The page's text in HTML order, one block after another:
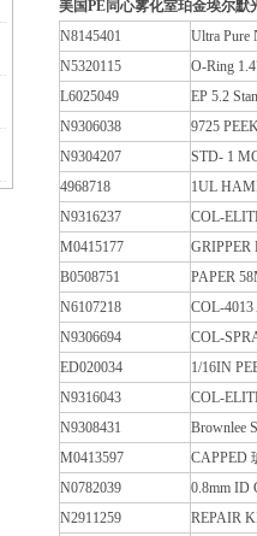
美国PE同心雾化室珀金埃尔默
N8145401
Ultra Pure
N5320115
O-Ring
L6025049
EP 5.2
N9306038
9725
N9304207
STD- 1
4968718
1UL
N9316237
COL-
M0415177
GRIPPER
B0508751
PAPER
N6107218
COL-
N9306694
COL-
ED020034
1/16IN
N9316043
COL-
N9308431
Brownlee
M0413597
CAPPED
N0782039
0.8mm ID
N2911259
REPAIR